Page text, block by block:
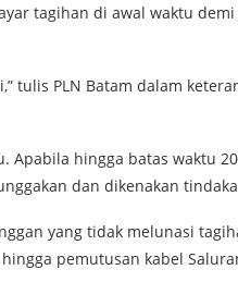
tagihan di awal waktu
tulis PLN Batam dalam
hingga batas waktu
dan dikenakan
yang tidak melunasi
pemutusan kabel